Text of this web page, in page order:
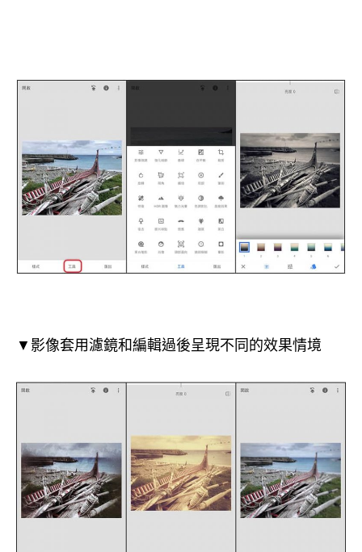
▼影像套用濾鏡和編輯過後呈現不同的效果情境